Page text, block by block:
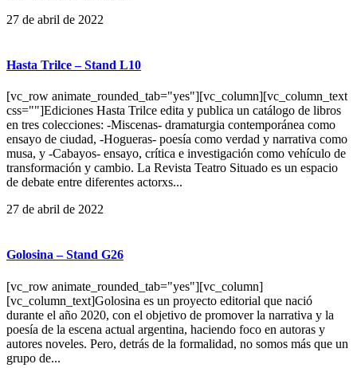
27 de abril de 2022
Hasta Trilce – Stand L10
[vc_row animate_rounded_tab="yes"][vc_column][vc_column_text
css=""]Ediciones Hasta Trilce edita y publica un catálogo de libros
en tres colecciones: -Miscenas- dramaturgia contemporánea como
ensayo de ciudad, -Hogueras- poesía como verdad y narrativa como
musa, y -Cabayos- ensayo, crítica e investigación como vehículo de
transformación y cambio. La Revista Teatro Situado es un espacio
de debate entre diferentes actorxs...
27 de abril de 2022
Golosina – Stand G26
[vc_row animate_rounded_tab="yes"][vc_column]
[vc_column_text]Golosina es un proyecto editorial que nació
durante el año 2020, con el objetivo de promover la narrativa y la
poesía de la escena actual argentina, haciendo foco en autoras y
autores noveles. Pero, detrás de la formalidad, no somos más que un
grupo de...